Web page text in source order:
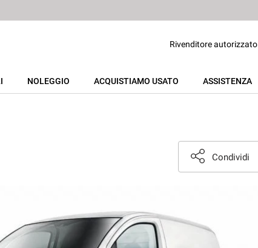
Rivenditore autorizzato
NOLEGGIO ACQUISTIAMO USATO ASSISTENZA
Condividi